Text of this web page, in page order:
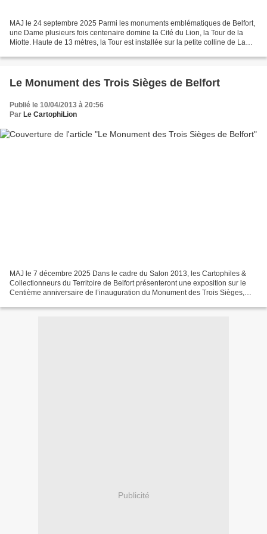
MAJ le 24 septembre 2025 Parmi les monuments emblématiques de Belfort,
une Dame plusieurs fois centenaire domine la Cité du Lion, la Tour de la
Miotte. Haute de 13 mètres, la Tour est installée sur la petite colline de La
Le Monument des Trois Sièges de Belfort
Publié le 10/04/2013 à 20:56
Par Le CartophiLion
MAJ le 7 décembre 2025 Dans le cadre du Salon 2013, les Cartophiles &
Collectionneurs du Territoire de Belfort présenteront une exposition sur le
Centième anniversaire de l’inauguration du Monument des Trois Sièges,
Publicité